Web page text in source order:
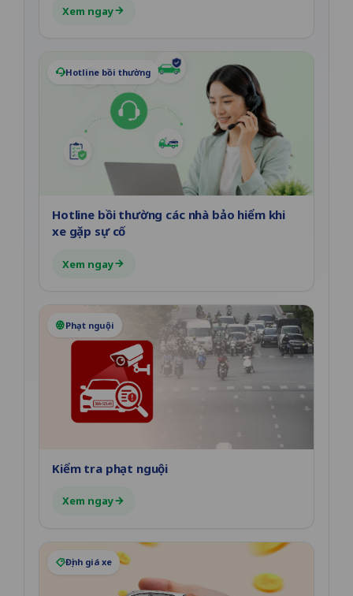
Xem ngay
Hotline bồi thường
Hotline bồi thường các nhà bảo hiểm khi
xe gặp sự cố
Xem ngay
Phạt nguội
Kiểm tra phạt nguội
Xem ngay
Định giá xe